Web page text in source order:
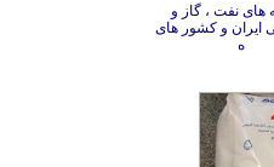
های نفت ، گاز و
ایران و کشور های
ه